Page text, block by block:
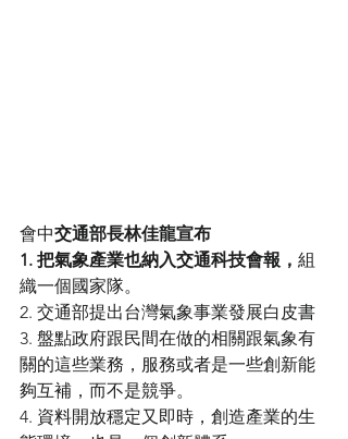
會中交通部長林佳龍宣布
1. 把氣象產業也納入交通科技會報， 組
織一個國家隊。
2. 交通部提出台灣氣象事業發展白皮書
3. 盤點政府跟民間在做的相關跟氣象有
關的這些業務，服務或者是一些創新能
夠互補，而不是競爭。
4. 資料開放穩定又即時，創造產業的生